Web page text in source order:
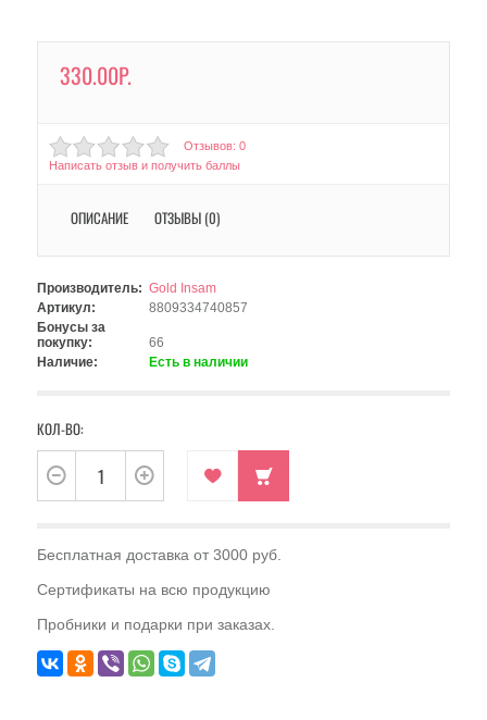
330.00Р.
Отзывов: 0
Написать отзыв и получить баллы
ОПИСАНИЕ ОТЗЫВЫ (0)
Производитель: Gold Insam
Артикул:
8809334740857
Бонусы за
покупку:
66
Наличие:
Есть в наличии
КОЛ-ВО:
Бесплатная доставка от 3000 руб.
Сертификаты на всю продукцию
Пробники и подарки при заказах.